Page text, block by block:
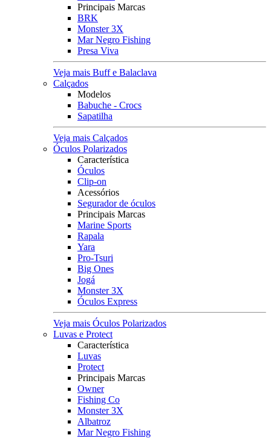
Principais Marcas
BRK
Monster 3X
Mar Negro Fishing
Presa Viva
Veja mais Buff e Balaclava
Calçados
Modelos
Babuche - Crocs
Sapatilha
Veja mais Calçados
Óculos Polarizados
Característica
Óculos
Clip-on
Acessórios
Segurador de óculos
Principais Marcas
Marine Sports
Rapala
Yara
Pro-Tsuri
Big Ones
Jogá
Monster 3X
Óculos Express
Veja mais Óculos Polarizados
Luvas e Protect
Característica
Luvas
Protect
Principais Marcas
Owner
Fishing Co
Monster 3X
Albatroz
Mar Negro Fishing